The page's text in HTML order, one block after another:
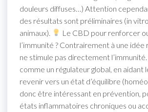
douleurs diffuses…) Attention
des résultats sont préliminaires (in
animaux).
Le CBD pour renforcer
l’immunité ? Contrairement à une idée
ne stimule pas directement
comme un régulateur global, en aidant
revenir vers un état d’équilibre
donc être intéressant en prévention,
états inflammatoires chroniques ou